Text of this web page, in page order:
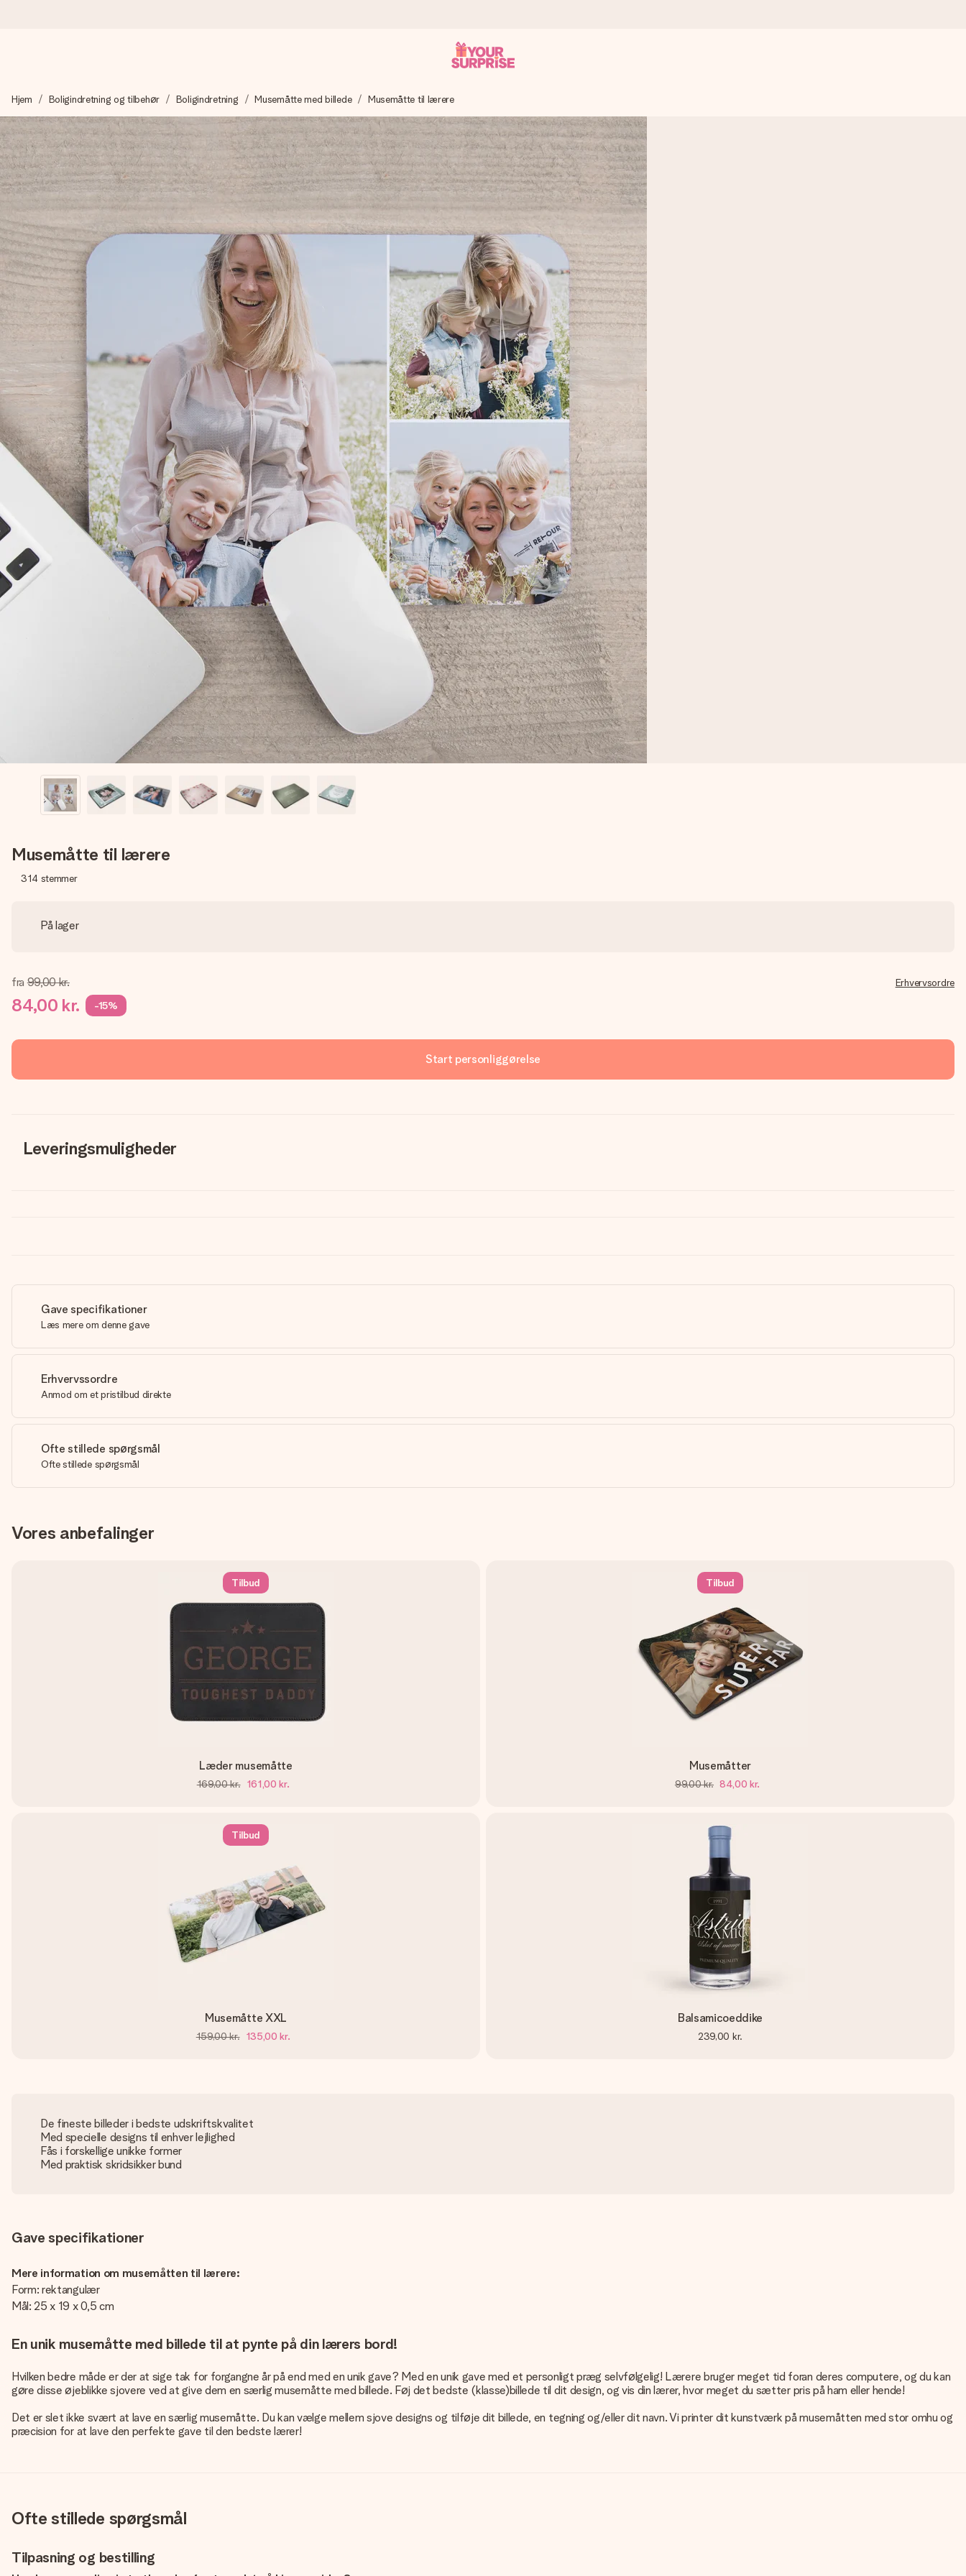
Vi laver din gave med omhu og sender den lynhurtigt – så du kan give den på det helt rette tidspunkt, når den betyder allermest.
4,7 (baseret på +15.000 anmeldelser)
Vores gaver inspirerer. Kunderne giver os 4,7 på Google Reviews.
Gratis kort med hilsen
Lav noget særligt i blot få trin – med hendes navn, et billede af dig eller en besked, der går lige i hendes hjerte. Intet besvær men udelukkende en masse kærlighed i øjeblikket.
Hjem Boligindretning og tilbehør Boligindretning Musemåtte med billede Musemåtte til lærere
Musemåtte til lærere
314 stemmer
På lager
fra 99,00 kr.
84,00 kr. -15%
Erhvervsordre
Start personliggørelse
Leveringsmuligheder
Gave specifikationer
Læs mere om denne gave
Erhvervssordre
Anmod om et pristilbud direkte
Ofte stillede spørgsmål
Ofte stillede spørgsmål
Vores anbefalinger
Tilbud
Læder musemåtte
169,00 kr. 161,00 kr.
Tilbud
Musemåtter
99,00 kr. 84,00 kr.
Tilbud
Musemåtte XXL
159,00 kr. 135,00 kr.
Balsamicoeddike
239,00 kr.
De fineste billeder i bedste udskriftskvalitet
Med specielle designs til enhver lejlighed
Fås i forskellige unikke former
Med praktisk skridsikker bund
Gave specifikationer
Mere information om musemåtten til lærere:
Form: rektangulær
Mål: 25 x 19 x 0,5 cm
En unik musemåtte med billede til at pynte på din lærers bord!
Hvilken bedre måde er der at sige tak for forgangne år på end med en unik gave? Med en unik gave med et personligt præg selvfølgelig! Lærere bruger meget tid foran deres computere, og du kan
gøre disse øjeblikke sjovere ved at give dem en særlig musemåtte med billede. Føj det bedste (klasse)billede til dit design, og vis din lærer, hvor meget du sætter pris på ham eller hende!
Det er slet ikke svært at lave en særlig musemåtte. Du kan vælge mellem sjove designs og tilføje dit billede, en tegning og/eller dit navn. Vi printer dit kunstværk på musemåtten med stor omhu og
præcision for at lave den perfekte gave til den bedste lærer!
Ofte stillede spørgsmål
Tilpasning og bestilling